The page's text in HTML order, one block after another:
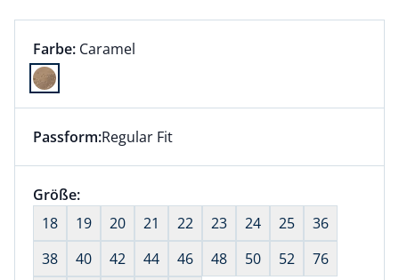
Farbauswahl:
Farbe: aktuell ausgewählt:
Caramel
Farbe Caramel ausgewählt
Dieser Artikel hat die Passform Regular Fit. für
Passform:Regular Fit
Größenauswahl:
Größe:nichts ausgewählt
18
19 20 21 22 23 24 25
36
38
40 42 44 46 48 50 52
76